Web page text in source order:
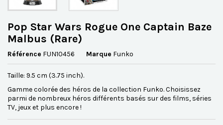
Pop Star Wars Rogue One Captain Baze
Malbus (Rare)
Référence FUN10456 Marque Funko
Taille: 9.5 cm (3.75 inch).
Gamme colorée des héros de la collection Funko. Choisissez
parmi de nombreux héros différents basés sur des films, séries
TV, jeux et plus encore !